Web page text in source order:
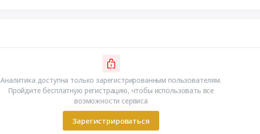
Аналитика доступна только зарегистрированным пользователям.
Пройдите бесплатную регистрацию, чтобы использовать все
возможности сервиса
Зарегистрироваться